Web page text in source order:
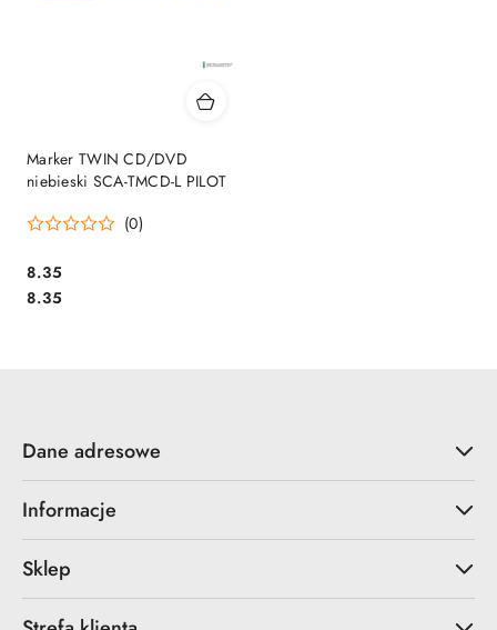
Marker TWIN CD/DVD
niebieski SCA-TMCD-L PILOT
(0)
Cena:
8.35
Cena:
8.35
Dane adresowe
Informacje
Sklep